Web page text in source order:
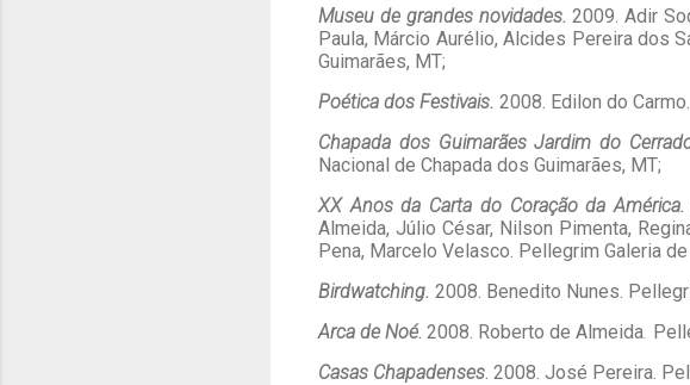
Museu de grandes novidades.2009. Adir
Paula, Márcio Aurélio, Alcides Pereira dos
Guimarães, MT;
Poética dos Festivais. 2008. Edilon do
Chapada dos Guimarães Jardim do
Nacional de Chapada dos Guimarães, MT;
XX Anos da Carta do Coração da América.
Almeida, Júlio César, Nilson Pimenta,
Pena, Marcelo Velasco. Pellegrim Galeria
Birdwatching. 2008. Benedito Nunes.
Arca de Noé. 2008. Roberto de Almeida
Casas Chapadenses . 2008. José Pereira.